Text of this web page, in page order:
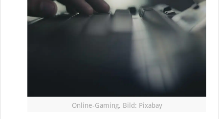
Online-Gaming, Bild: Pixabay